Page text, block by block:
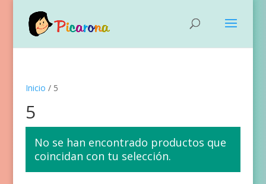
Inicio / 5
5
No se han encontrado productos que
coincidan con tu selección.